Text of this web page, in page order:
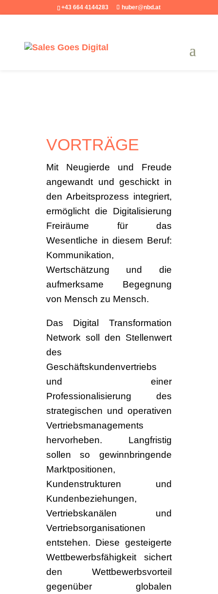
+43 664 4144283 huber@nbd.at
VORTRÄGE
Mit Neugierde und Freude
angewandt und geschickt in
den Arbeitsprozess integriert,
ermöglicht die Digitalisierung
Freiräume für das
Wesentliche in diesem Beruf:
Kommunikation,
Wertschätzung und die
aufmerksame Begegnung
von Mensch zu Mensch.
Das Digital Transformation
Network soll den Stellenwert
des
Geschäftskundenvertriebs
und einer
Professionalisierung des
strategischen und operativen
Vertriebsmanagements
hervorheben. Langfristig
sollen so gewinnbringende
Marktpositionen,
Kundenstrukturen und
Kundenbeziehungen,
Vertriebskanälen und
Vertriebsorganisationen
entstehen. Diese gesteigerte
Wettbewerbsfähigkeit sichert
den Wettbewerbsvorteil
gegenüber globalen